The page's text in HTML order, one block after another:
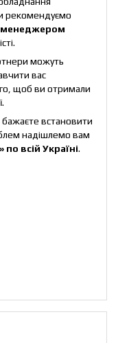
рекомендуємо
менеджером
можуть
вас
щоб ви отримали
встановити
надішлемо вам
всій Україні.